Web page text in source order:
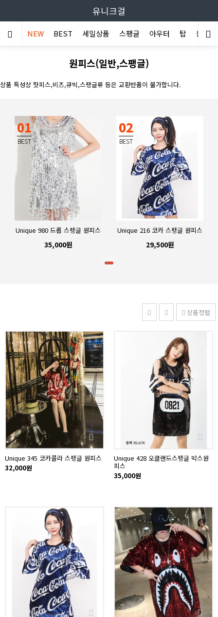
유니크걸
NEW BEST 세일상품 스팽글 아우터 탑 원피스
원피스(일반,스팽글)
상품 특성상 핫피스,비즈,큐빅,스팽글류 등은 교환반품이 불가합니다.
01
BEST
Unique 980 드롭 스팽글 원피스
35,000원
02
BEST
Unique 216 코카 스팽글 원피스
29,500원
상품정렬
Unique 345 코카콜라 스팽글 원피스
32,000원
Unique 428 오클랜드스팽글 박스원
피스
35,000원